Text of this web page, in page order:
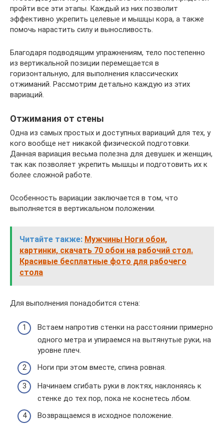
пройти все эти этапы. Каждый из них позволит
эффективно укрепить целевые и мышцы кора, а также
помочь нарастить силу и выносливость.
Благодаря подводящим упражнениям, тело постепенно
из вертикальной позиции перемещается в
горизонтальную, для выполнения классических
отжиманий. Рассмотрим детально каждую из этих
вариаций.
Отжимания от стены
Одна из самых простых и доступных вариаций для тех, у
кого вообще нет никакой физической подготовки.
Данная вариация весьма полезна для девушек и женщин,
так как позволяет укрепить мышцы и подготовить их к
более сложной работе.
Особенность вариации заключается в том, что
выполняется в вертикальном положении.
Читайте также: Мужчины Ноги обои,
картинки, скачать 70 обои на рабочий стол.
Красивые бесплатные фото для рабочего
стола
Для выполнения понадобится стена:
Встаем напротив стенки на расстоянии примерно
одного метра и упираемся на вытянутые руки, на
уровне плеч.
Ноги при этом вместе, спина ровная.
Начинаем сгибать руки в локтях, наклоняясь к
стенке до тех пор, пока не коснетесь лбом.
Возвращаемся в исходное положение.